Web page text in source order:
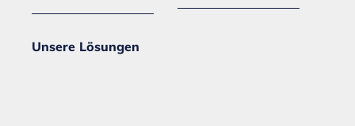
Unsere Lösungen